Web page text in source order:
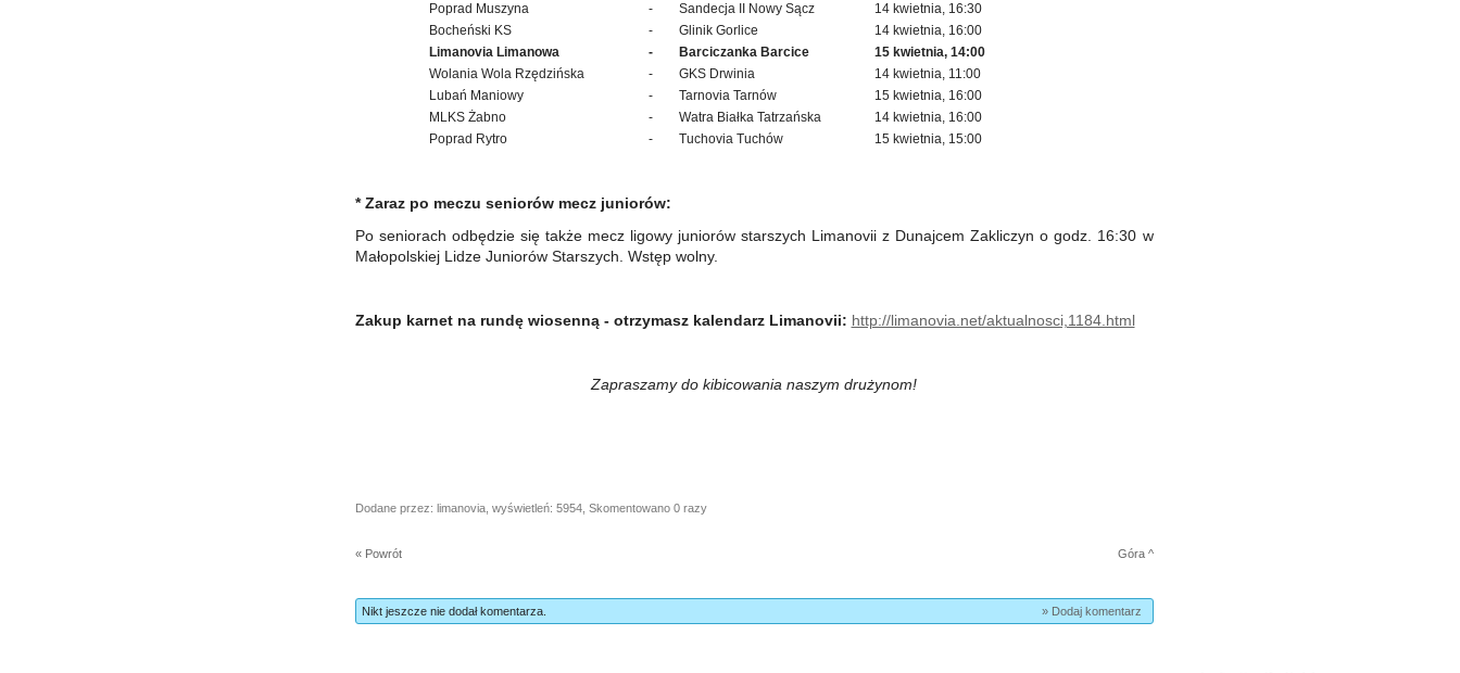
Poprad Muszyna
- Sandecja II Nowy Sącz
14 kwietnia, 16:30
Bocheński KS
- Glinik Gorlice
14 kwietnia, 16:00
Limanovia Limanowa
- Barciczanka Barcice
15 kwietnia, 14:00
Wolania Wola Rzędzińska
- GKS Drwinia
14 kwietnia, 11:00
Lubań Maniowy
- Tarnovia Tarnów
15 kwietnia, 16:00
MLKS Żabno
- Watra Białka Tatrzańska
14 kwietnia, 16:00
Poprad Rytro
- Tuchovia Tuchów 15 kwietnia, 15:00
* Zaraz po meczu seniorów mecz juniorów:
Po seniorach odbędzie się także mecz ligowy juniorów starszych Limanovii z Dunajcem Zakliczyn o godz. 16:30 w
Małopolskiej Lidze Juniorów Starszych. Wstęp wolny.
Zakup karnet na rundę wiosenną - otrzymasz kalendarz Limanovii: http://limanovia.net/aktualnosci,1184.html
Zapraszamy do kibicowania naszym drużynom!
Dodane przez: limanovia, wyświetleń: 5954, Skomentowano 0 razy
« Powrót Góra ^
Nikt jeszcze nie dodał komentarza. » Dodaj komentarz